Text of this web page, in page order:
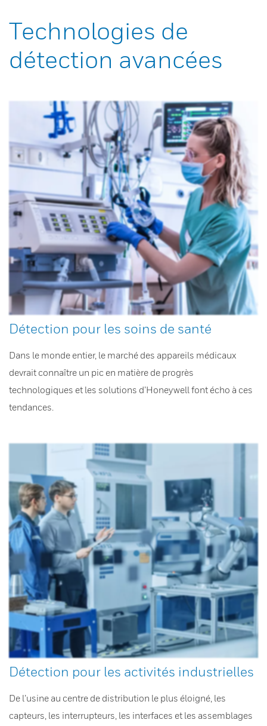
Technologies de
détection avancées
Détection pour les soins de santé
Dans le monde entier, le marché des appareils médicaux
devrait connaître un pic en matière de progrès
technologiques et les solutions d’Honeywell font écho à ces
tendances.
Détection pour les activités industrielles
De l’usine au centre de distribution le plus éloigné, les
capteurs, les interrupteurs, les interfaces et les assemblages